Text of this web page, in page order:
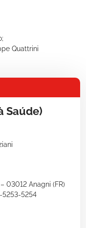
Quattrini
Saúde)
03012 Anagni (FR)
5253-5254